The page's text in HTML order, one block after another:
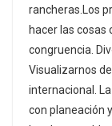
rancheras.Los
hacer las cosas
congruencia.
Visualizarnos
internacional.
con planeación